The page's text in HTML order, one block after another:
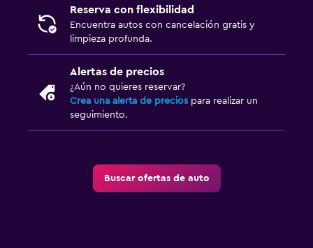
Reserva con flexibilidad
Encuentra autos con cancelación gratis y
limpieza profunda.
Alertas de precios
¿Aún no quieres reservar?
Crea una alerta de precios para realizar un
seguimiento.
Buscar ofertas de auto